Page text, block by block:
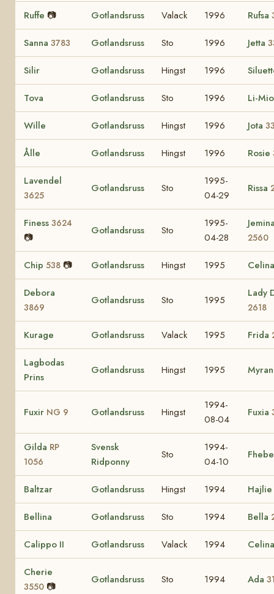
Ruffe 📷 Gotlandsruss Valack 1996 Rufsa
Sanna 3783 Gotlandsruss Sto 1996 Jetta
Silir Gotlandsruss Hingst 1996
Tova Gotlandsruss Sto 1996 Li-
Wille Gotlandsruss Hingst 1996 Jota
Ålle Gotlandsruss Hingst 1996 Rosie
Lavendel
3625
Gotlandsruss Sto
1995-
04-29
Rissa
Finess 3624
📷
Gotlandsruss Sto
1995-
04-28
2560
Chip 538 📷 Gotlandsruss Hingst 1995
Debora
3869
Gotlandsruss Sto 1995
Lady
2618
Kurage Gotlandsruss Valack 1995 Frida
Lagbodas
Prins
Gotlandsruss Hingst 1995 Myran
Fuxir NG 9 Gotlandsruss Hingst
1994-
08-04
Fuxia
Gilda RP
1056
Svensk
Ridponny
Sto
1994-
04-10
Baltzar Gotlandsruss Hingst 1994 Hajlie
Bellina Gotlandsruss Sto 1994 Bella
Calippo II Gotlandsruss Valack 1994
Cherie
3550 📷
Gotlandsruss Sto 1994 Ada